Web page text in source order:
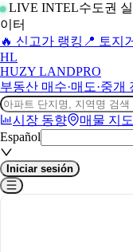
LIVE INTEL수도권
이터
🔥 신고가 랭킹 📍 토지
HL
HUZY LANDPRO
부동산 매수·매도·중개
시장 동향 매물 지도
Español
Iniciar sesión